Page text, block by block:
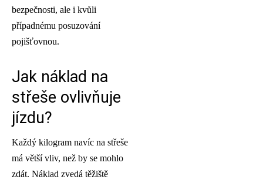
bezpečnosti, ale i kvůli
případnému posuzování
pojišťovnou.
Jak náklad na
střeše ovlivňuje
jízdu?
Každý kilogram navíc na střeše
má větší vliv, než by se mohlo
zdát. Náklad zvedá těžiště